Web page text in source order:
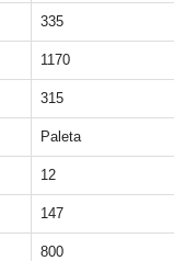
335
1170
315
Paleta
12
147
800